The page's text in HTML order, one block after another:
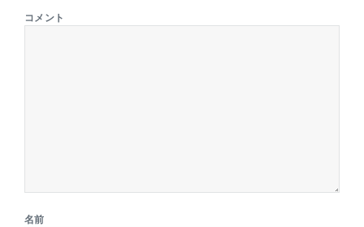
コメント
名前